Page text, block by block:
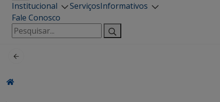
Institucional ServiçosInformativos
Fale Conosco
Pesquisar
por: